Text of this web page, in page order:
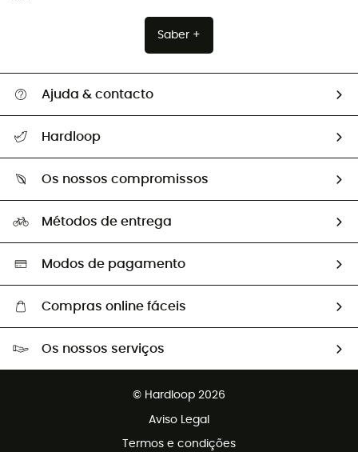
Saber +
Ajuda & contacto
Guia de tamanhos
Trocas & Devoluções
Hardloop
Os nossos embaixadores
Os nossos compromissos
Seleção eco-responsável
Métodos de entrega
Modos de pagamento
Compras online fáceis
Os nossos serviços
© Hardloop 2026
Aviso Legal
Termos e condições